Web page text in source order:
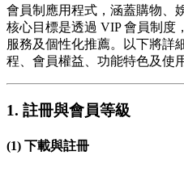
會員制應用程式，涵蓋購物、
核心目標是透過 VIP 會員制度
服務及個性化推薦。以下將詳
程、會員權益、功能特色及使
1. 註冊與會員等級
(1) 下載與註冊